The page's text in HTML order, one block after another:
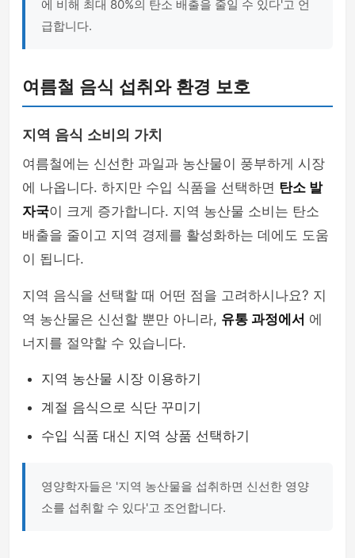
에 비해 최대 80%의 탄소 배출을 줄일 수 있다'고 언
급합니다.
여름철 음식 섭취와 환경 보호
지역 음식 소비의 가치
여름철에는 신선한 과일과 농산물이 풍부하게 시장
에 나옵니다. 하지만 수입 식품을 선택하면 탄소 발
자국이 크게 증가합니다. 지역 농산물 소비는 탄소
배출을 줄이고 지역 경제를 활성화하는 데에도 도움
이 됩니다.
지역 음식을 선택할 때 어떤 점을 고려하시나요? 지
역 농산물은 신선할 뿐만 아니라, 유통 과정에서 에
너지를 절약할 수 있습니다.
지역 농산물 시장 이용하기
계절 음식으로 식단 꾸미기
수입 식품 대신 지역 상품 선택하기
영양학자들은 '지역 농산물을 섭취하면 신선한 영양
소를 섭취할 수 있다'고 조언합니다.